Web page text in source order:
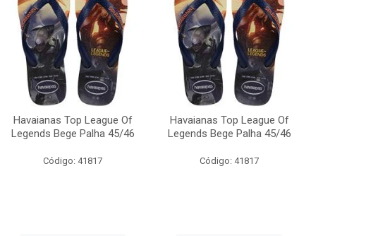
Havaianas Top League Of
Legends Bege Palha 45/46
Código: 41817
Havaianas Top League Of
Legends Bege Palha 45/46
Código: 41817